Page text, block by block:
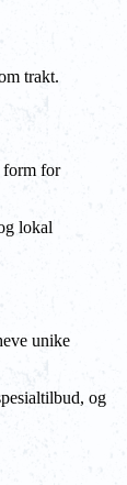
trakt.
form for
lokal
unike
og